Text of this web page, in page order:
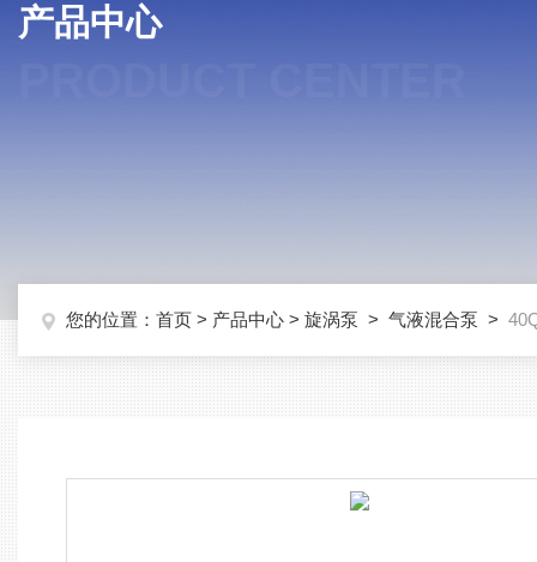
产品中心
您的位置： 首页 > 产品中心 > 旋涡泵 > 气液混合泵 >